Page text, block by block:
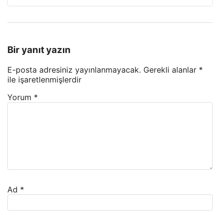
Bir yanıt yazın
E-posta adresiniz yayınlanmayacak. Gerekli alanlar *
ile işaretlenmişlerdir
Yorum *
Ad *